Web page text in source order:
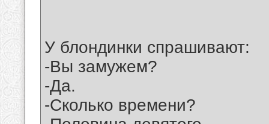
У блондинки спрашивают:
-Вы замужем?
-Да.
-Сколько времени?